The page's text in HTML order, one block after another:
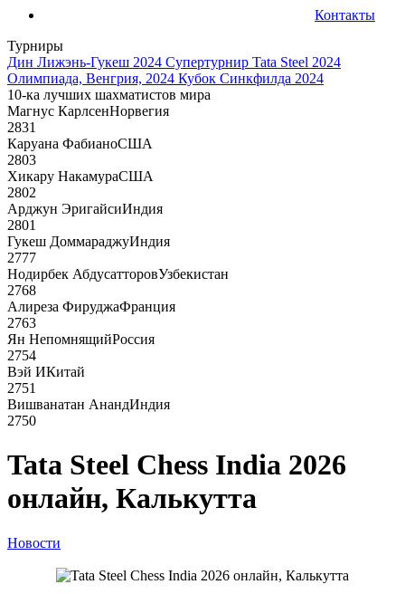
Контакты
Турниры
Дин Лижэнь-Гукеш 2024 Супертурнир Tata Steel 2024
Олимпиада, Венгрия, 2024 Кубок Синкфилда 2024
10-ка лучших шахматистов мира
Магнус КарлсенНорвегия
2831
Каруана ФабианоСША
2803
Хикару НакамураСША
2802
Арджун ЭригайсиИндия
2801
Гукеш ДоммараджуИндия
2777
Нодирбек АбдусатторовУзбекистан
2768
Алиреза ФируджаФранция
2763
Ян НепомнящийРоссия
2754
Вэй ИКитай
2751
Вишванатан АнандИндия
2750
Tata Steel Chess India 2026
онлайн, Калькутта
Новости